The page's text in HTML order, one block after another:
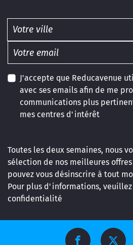
J'accepte que Reducavenue
avec ses emails afin de me
communications plus
mes centres d'intérêt
Toutes les deux semaines, nous
sélection de nos meilleures
pouvez vous désinscrire à tout
Pour plus d'informations,
confidentialité